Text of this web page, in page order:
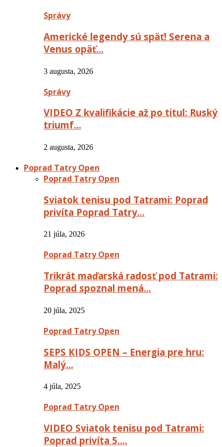
Správy
Americké legendy sú späť! Serena a
Venus opäť…
3 augusta, 2026
Správy
VIDEO Z kvalifikácie až po titul: Ruský
triumf…
2 augusta, 2026
Poprad Tatry Open
Poprad Tatry Open
Sviatok tenisu pod Tatrami: Poprad
privíta Poprad Tatry…
21 júla, 2026
Poprad Tatry Open
Trikrát maďarská radosť pod Tatrami:
Poprad spoznal mená…
20 júla, 2025
Poprad Tatry Open
SEPS KIDS OPEN – Energia pre hru:
Malý…
4 júla, 2025
Poprad Tatry Open
VIDEO Sviatok tenisu pod Tatrami:
Poprad privíta 5….